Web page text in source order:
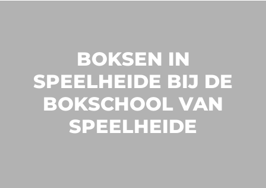
BOKSEN IN
SPEELHEIDE BIJ DE
BOKSCHOOL VAN
SPEELHEIDE